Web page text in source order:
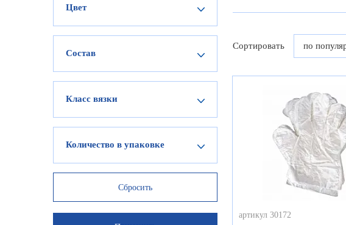
Цвет
Состав
Класс вязки
Количество в упаковке
Сортировать по
артикул 30172